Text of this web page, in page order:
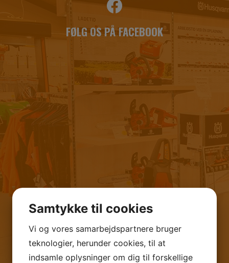
FØLG OS PÅ FACEBOOK
Samtykke til cookies
Vi og vores samarbejdspartnere bruger
teknologier, herunder cookies, til at
indsamle oplysninger om dig til forskellige